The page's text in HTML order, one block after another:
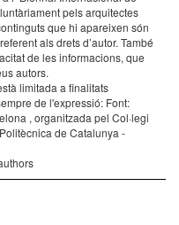
pels arquitectes
que hi apareixen són
als drets d’autor. També
de les informacions, que
autors.
limitada a finalitats
de l'expressió: Font:
, organitzada pel Col·legi
de Catalunya -